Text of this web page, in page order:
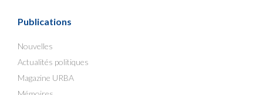
Publications
Nouvelles
Actualités politiques
Magazine URBA